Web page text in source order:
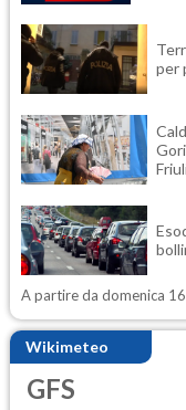
per
A partire da domenica
Wikimeteo
GFS